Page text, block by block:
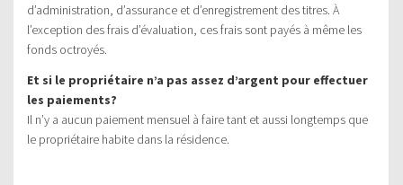
d’administration, d’assurance et d’enregistrement des titres. À
l’exception des frais d’évaluation, ces frais sont payés à même les
fonds octroyés.
Et si le propriétaire n’a pas assez d’argent pour effectuer
les paiements?
Il n’y a aucun paiement mensuel à faire tant et aussi longtemps que
le propriétaire habite dans la résidence.